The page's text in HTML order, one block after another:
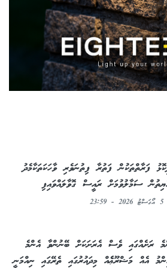
ފަރާތްތަކުން ފަތުރާ ފިތުނަވެރި ވާހަކަތަކާމެދު
ސަމާލުވުމަށް ރައީސް ގޮވާލައްވައިފި
5 އޯގަސްޓު 2026 - 23:59
ރަށެއްގައި ވެސް އެރަށަކަށް ބޭނުންވާ އެންމެ
އެއް މަޝްރޫޢެެއް މިދައުރުގައި ތެރޭގައި ނިއްމަނީ